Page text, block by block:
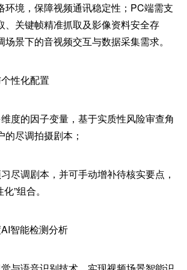
环境，保障视频通讯稳定性；PC端需支
、关键帧精准抓取及影像资料安全存
景下的音视频交互与数据采集需求。
性化配置
度的因子变量，基于实质性风险审查角
尽调拍摄剧本；
尽调剧本，并可手动增补待核实要点，
”组合。
智能检测分析